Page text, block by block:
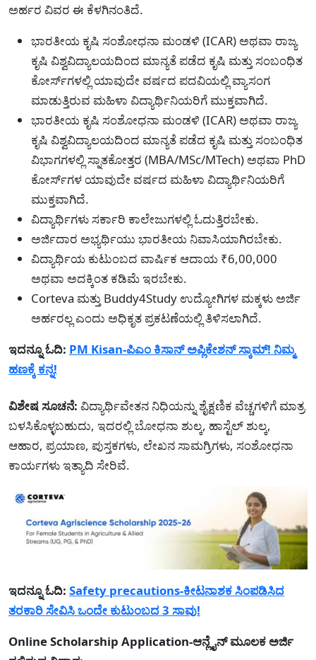
ಅರ್ಹರ ವಿವರ ಈ ಕೆಳಗಿನಂತಿದೆ.
ಭಾರತೀಯ ಕೃಷಿ ಸಂಶೋಧನಾ ಮಂಡಳಿ (ICAR) ಅಥವಾ ರಾಜ್ಯ
ಕೃಷಿ ವಿಶ್ವವಿದ್ಯಾಲಯದಿಂದ ಮಾನ್ಯತೆ ಪಡೆದ ಕೃಷಿ ಮತ್ತು ಸಂಬಂಧಿತ
ಕೋರ್ಸ್‌ಗಳಲ್ಲಿ ಯಾವುದೇ ವರ್ಷದ ಪದವಿಯಲ್ಲಿ ವ್ಯಾಸಂಗ
ಮಾಡುತ್ತಿರುವ ಮಹಿಳಾ ವಿದ್ಯಾರ್ಥಿನಿಯರಿಗೆ ಮುಕ್ತವಾಗಿದೆ.
ಭಾರತೀಯ ಕೃಷಿ ಸಂಶೋಧನಾ ಮಂಡಳಿ (ICAR) ಅಥವಾ ರಾಜ್ಯ
ಕೃಷಿ ವಿಶ್ವವಿದ್ಯಾಲಯದಿಂದ ಮಾನ್ಯತೆ ಪಡೆದ ಕೃಷಿ ಮತ್ತು ಸಂಬಂಧಿತ
ವಿಭಾಗಗಳಲ್ಲಿ ಸ್ನಾತಕೋತ್ತರ (MBA/MSc/MTech) ಅಥವಾ PhD
ಕೋರ್ಸ್‌ಗಳ ಯಾವುದೇ ವರ್ಷದ ಮಹಿಳಾ ವಿದ್ಯಾರ್ಥಿನಿಯರಿಗೆ
ಮುಕ್ತವಾಗಿದೆ.
ವಿದ್ಯಾರ್ಥಿಗಳು ಸರ್ಕಾರಿ ಕಾಲೇಜುಗಳಲ್ಲಿ ಓದುತ್ತಿರಬೇಕು.
ಅರ್ಜಿದಾರ ಅಭ್ಯರ್ಥಿಯು ಭಾರತೀಯ ನಿವಾಸಿಯಾಗಿರಬೇಕು.
ವಿದ್ಯಾರ್ಥಿಯ ಕುಟುಂಬದ ವಾರ್ಷಿಕ ಆದಾಯ ₹6,00,000
ಅಥವಾ ಅದಕ್ಕಿಂತ ಕಡಿಮೆ ಇರಬೇಕು.
Corteva ಮತ್ತು Buddy4Study ಉದ್ಯೋಗಿಗಳ ಮಕ್ಕಳು ಅರ್ಜಿ
ಅರ್ಹರಲ್ಲ ಎಂದು ಅಧಿಕೃತ ಪ್ರಕಟಣೆಯಲ್ಲಿ ತಿಳಿಸಲಾಗಿದೆ.
ಇದನ್ನೂ ಓದಿ: PM Kisan-ಪಿಎಂ ಕಿಸಾನ್ ಅಪ್ಲಿಕೇಶನ್ ಸ್ಕಾಮ್! ನಿಮ್ಮ
ಹಣಕ್ಕೆ ಕನ್ನ!
ವಿಶೇಷ ಸೂಚನೆ: ವಿದ್ಯಾರ್ಥಿವೇತನ ನಿಧಿಯನ್ನು ಶೈಕ್ಷಣಿಕ ವೆಚ್ಚಗಳಿಗೆ ಮಾತ್ರ
ಬಳಸಿಕೊಳ್ಳಬಹುದು, ಇದರಲ್ಲಿ ಬೋಧನಾ ಶುಲ್ಕ, ಹಾಸ್ಟೆಲ್ ಶುಲ್ಕ,
ಆಹಾರ, ಪ್ರಯಾಣ, ಪುಸ್ತಕಗಳು, ಲೇಖನ ಸಾಮಗ್ರಿಗಳು, ಸಂಶೋಧನಾ
ಕಾರ್ಯಗಳು ಇತ್ಯಾದಿ ಸೇರಿವೆ.
ಇದನ್ನೂ ಓದಿ: Safety precautions-ಕೀಟನಾಶಕ ಸಿಂಪಡಿಸಿದ
ತರಕಾರಿ ಸೇವಿಸಿ ಒಂದೇ ಕುಟುಂಬದ 3 ಸಾವು!
Online Scholarship Application-ಆನ್ಲೈನ್ ಮೂಲಕ ಅರ್ಜಿ